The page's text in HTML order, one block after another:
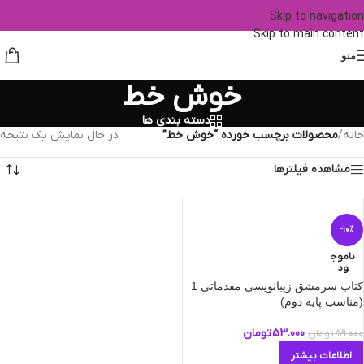
Skip to navigation
Skip to main content
منو
خوش خط
دسته بندی ها
خانه/محصولات برچسب خورده “خوش خط” در حال نمایش یک نتیجه
مشاهده فیلترها
-10%
ناموج
ود
کتاب سرمشق زیبانویسی مقدماتی 1
(مناسب پایه دوم)
59.000تومان 53.000تومان
اطلاعات بیشتر